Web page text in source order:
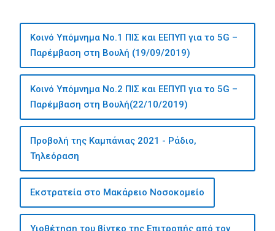
Κοινό Υπόμνημα Νο.1 ΠΙΣ και ΕΕΠΥΠ για το 5G –
Παρέμβαση στη Βουλή (19/09/2019)
Κοινό Υπόμνημα Νο.2 ΠΙΣ και ΕΕΠΥΠ για το 5G –
Παρέμβαση στη Βουλή(22/10/2019)
Προβολή της Καμπάνιας 2021 - Ράδιο,
Τηλεόραση
Εκστρατεία στο Μακάρειο Νοσοκομείο
Υιοθέτηση του βίντεο της Επιτροπής από τον